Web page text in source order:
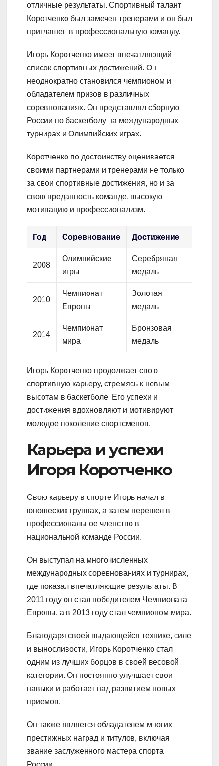
отличные результаты. Спортивный талант
Коротченко был замечен тренерами и он был
приглашен в профессиональную команду.
Игорь Коротченко имеет впечатляющий
список спортивных достижений. Он
неоднократно становился чемпионом и
обладателем призов в различных
соревнованиях. Он представлял сборную
России по баскетболу на международных
турнирах и Олимпийских играх.
Коротченко по достоинству оценивается
своими партнерами и тренерами не только
за свои спортивные достижения, но и за
свою преданность команде, высокую
мотивацию и профессионализм.
Год Соревнование Достижение
2008
Олимпийские
игры
Серебряная
медаль
2010
Чемпионат
Европы
Золотая
медаль
2014
Чемпионат
мира
Бронзовая
медаль
Игорь Коротченко продолжает свою
спортивную карьеру, стремясь к новым
высотам в баскетболе. Его успехи и
достижения вдохновляют и мотивируют
молодое поколение спортсменов.
Карьера и успехи
Игоря Коротченко
Свою карьеру в спорте Игорь начал в
юношеских группах, а затем перешел в
профессиональное членство в
национальной команде России.
Он выступал на многочисленных
международных соревнованиях и турнирах,
где показал впечатляющие результаты. В
2011 году он стал победителем Чемпионата
Европы, а в 2013 году стал чемпионом мира.
Благодаря своей выдающейся технике, силе
и выносливости, Игорь Коротченко стал
одним из лучших борцов в своей весовой
категории. Он постоянно улучшает свои
навыки и работает над развитием новых
приемов.
Он также является обладателем многих
престижных наград и титулов, включая
звание заслуженного мастера спорта
России.